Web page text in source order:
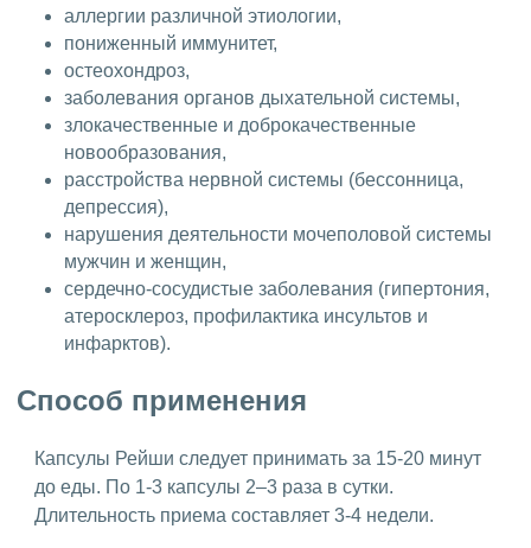
аллергии различной этиологии,
пониженный иммунитет,
остеохондроз,
заболевания органов дыхательной системы,
злокачественные и доброкачественные
новообразования,
расстройства нервной системы (бессонница,
депрессия),
нарушения деятельности мочеполовой системы
мужчин и женщин,
сердечно-сосудистые заболевания (гипертония,
атеросклероз, профилактика инсультов и
инфарктов).
Способ применения
Капсулы Рейши следует принимать за 15-20 минут
до еды. По 1-3 капсулы 2–3 раза в сутки.
Длительность приема составляет 3-4 недели.